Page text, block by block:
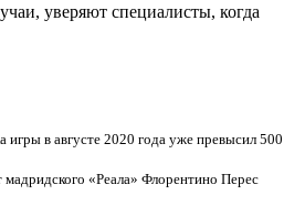
уверяют специалисты, когда
в августе 2020 года уже превысил 500
мадридского «Реала» Флорентино Перес